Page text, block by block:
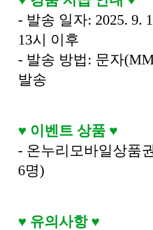
- 발송 일자: 2025. 9.
13시 이후
- 발송 방법: 문자
발송
♥ 이벤트 상품 ♥
- 온누리모바일상품
6명)
♥ 유의사항​ ♥